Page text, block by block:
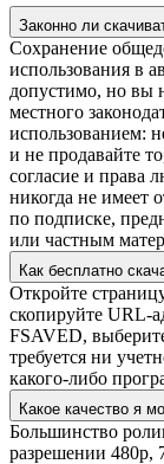
Законно ли
Сохранение
использования в
допустимо, но вы
местного
использованием:
и не продавайте
согласие и права
никогда не имеет
по подписке,
или частным
Как бесплатно
Откройте
скопируйте URL-
FSAVED,
требуется ни
какого-либо
Какое качество я
Большинство
разрешении 480p,